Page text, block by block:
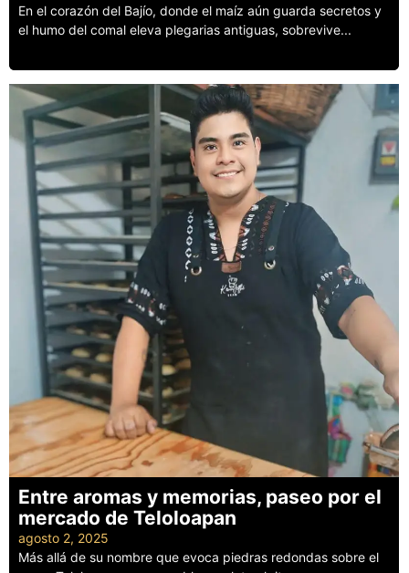
En el corazón del Bajío, donde el maíz aún guarda secretos y
el humo del comal eleva plegarias antiguas, sobrevive...
Entre aromas y memorias, paseo por el
mercado de Teloloapan
agosto 2, 2025
Más allá de su nombre que evoca piedras redondas sobre el